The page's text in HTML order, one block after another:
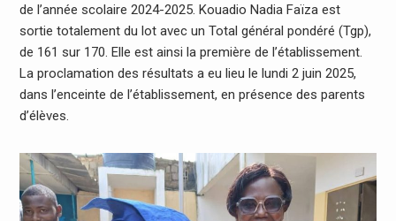
de l’année scolaire 2024-2025. Kouadio Nadia Faïza est
sortie totalement du lot avec un Total général pondéré (Tgp),
de 161 sur 170. Elle est ainsi la première de l’établissement.
La proclamation des résultats a eu lieu le lundi 2 juin 2025,
dans l’enceinte de l’établissement, en présence des parents
d’élèves.